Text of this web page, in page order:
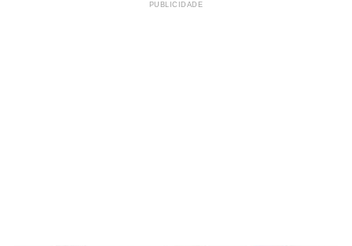
PUBLICIDADE